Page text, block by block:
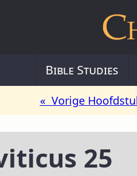
Bible Studies
« Vorige
25